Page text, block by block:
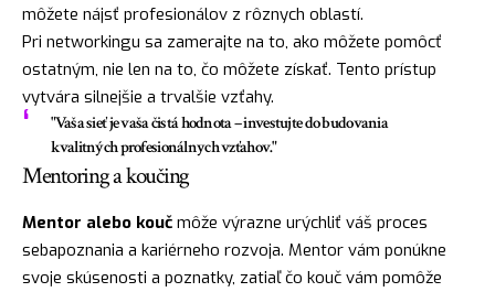
môžete nájsť profesionálov z rôznych oblastí.
Pri networkingu sa zamerajte na to, ako môžete pomôcť
ostatným, nie len na to, čo môžete získať. Tento prístup
vytvára silnejšie a trvalšie vzťahy.
"Vaša sieť je vaša čistá hodnota – investujte do budovania
kvalitných profesionálnych vzťahov."
Mentoring a koučing
Mentor alebo kouč môže výrazne urýchliť váš proces
sebapoznania a kariérneho rozvoja. Mentor vám ponúkne
svoje skúsenosti a poznatky, zatiaľ čo kouč vám pomôže